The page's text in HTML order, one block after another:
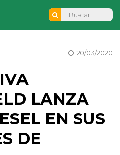
20/03/2020
LANZA
EN SUS
DE